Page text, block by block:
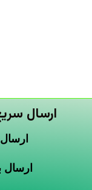
ارسال
ارسال